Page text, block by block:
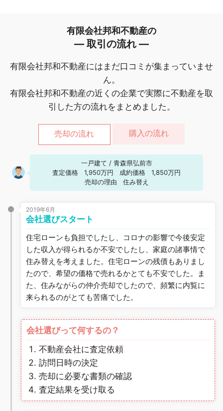
有限会社邦和不動産の
― 取引の流れ ―
有限会社邦和不動産にはまだ口コミが集まっていませ
ん。
有限会社邦和不動産の近くの企業で実際に不動産を取
引した方の流れをまとめました。
売却の流れ 購入の流れ
一戸建て / 青森県弘前市
査定価格
1,950万円 成約価格
1,850万円
売却の理由
住み替え
2019年6月
会社選びスタート
住宅ローンも負担でしたし、コロナの影響で今後安定
した収入が得られるか不安でしたし、家庭の諸事情で
住み替えを考えました。住宅ローンの残債もありまし
たので、希望の価格で売れるかとても不安でした。ま
た、住みながらの仲介売却でしたので、頻繁に内覧に
来られるのがとても苦痛でした。
会社選びって何するの？
不動産会社に査定依頼
訪問日時の決定
売却に必要な書類の確認
査定結果を受け取る